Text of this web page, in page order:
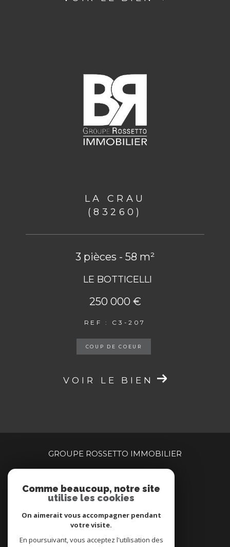
LA CRAU
(83260)
3 pièces - 58 m²
LE BOTTICELLI
250 000 €
REF : C3-207
COUP DE COEUR
VOIR LE BIEN
GROUPE ROSSETTO IMMOBILIER
centragence@brimmobilier.immo
160 rue Jean Natte
83260 la crau
Comme beaucoup, notre site
utilise les cookies
On aimerait vous accompagner pendant
votre visite.
En poursuivant, vous acceptez l'utilisation des